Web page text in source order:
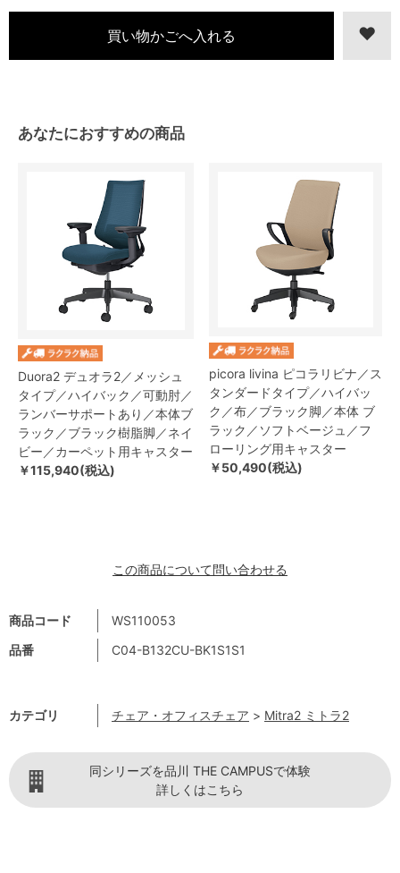
商品コード
WS110053
品番
C04-B132CU-BK1S1S1
カテゴリ チェア・オフィスチェア > Mitra2 ミトラ2
あなたにおすすめの商品
Duora2 デュオラ2／メッシュ
タイプ／ハイバック／可動肘／
ランバーサポートあり／本体ブ
ラック／ブラック樹脂脚／ネイ
ビー／カーペット用キャスター
￥115,940(税込)
picora livina ピコラリビナ／ス
タンダードタイプ／ハイバッ
ク／布／ブラック脚／本体 ブ
ラック／ソフトベージュ／フ
ローリング用キャスター
￥50,490(税込)
この商品について問い合わせる
同シリーズを品川 THE CAMPUSで体験
詳しくはこちら